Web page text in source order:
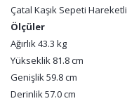
Çatal Kaşık Sepeti Hareketli
Ölçüler
Ağırlık 43.3 kg
Yükseklik 81.8 cm
Genişlik 59.8 cm
Derinlik 57.0 cm